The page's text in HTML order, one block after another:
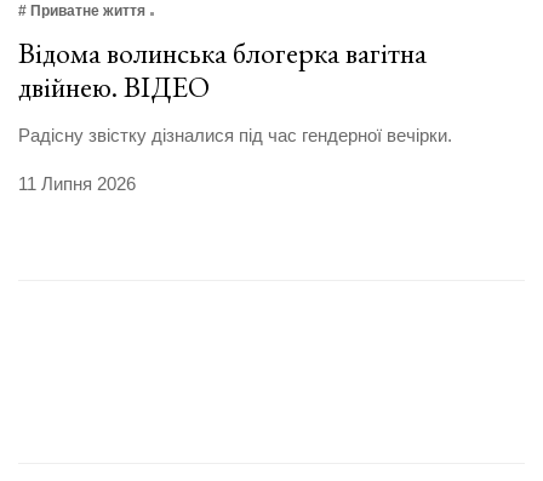
# Приватне життя
Відома волинська блогерка вагітна
двійнею. ВІДЕО
Радісну звістку дізналися під час гендерної вечірки.
11 Липня 2026